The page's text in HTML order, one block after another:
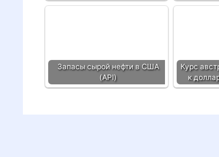
Запасы сырой нефти в США
(API)
Курс
к